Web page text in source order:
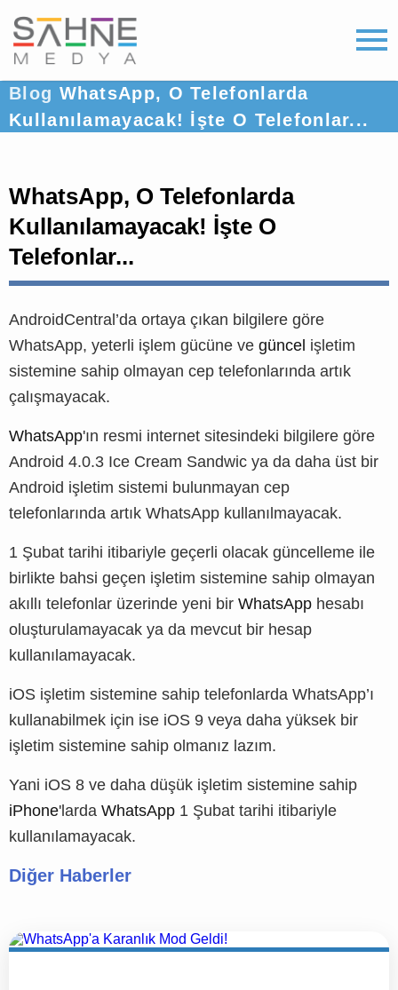
Blog WhatsApp, O Telefonlarda
Kullanılamayacak! İşte O Telefonlar...
WhatsApp, O Telefonlarda
Kullanılamayacak! İşte O
Telefonlar...
AndroidCentral’da ortaya çıkan bilgilere göre
WhatsApp, yeterli işlem gücüne ve güncel işletim
sistemine sahip olmayan cep telefonlarında artık
çalışmayacak.
WhatsApp'ın resmi internet sitesindeki bilgilere göre
Android 4.0.3 Ice Cream Sandwic ya da daha üst bir
Android işletim sistemi bulunmayan cep
telefonlarında artık WhatsApp kullanılmayacak.
1 Şubat tarihi itibariyle geçerli olacak güncelleme ile
birlikte bahsi geçen işletim sistemine sahip olmayan
akıllı telefonlar üzerinde yeni bir WhatsApp hesabı
oluşturulamayacak ya da mevcut bir hesap
kullanılamayacak.
iOS işletim sistemine sahip telefonlarda WhatsApp’ı
kullanabilmek için ise iOS 9 veya daha yüksek bir
işletim sistemine sahip olmanız lazım.
Yani iOS 8 ve daha düşük işletim sistemine sahip
iPhone'larda WhatsApp 1 Şubat tarihi itibariyle
kullanılamayacak.
Diğer Haberler